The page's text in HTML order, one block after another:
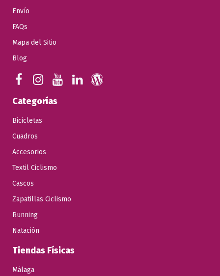
Envío
FAQs
Mapa del Sitio
Blog
Categorías
Bicicletas
Cuadros
Accesorios
Textil Ciclismo
Cascos
Zapatillas Ciclismo
Running
Natación
Tiendas Físicas
Málaga